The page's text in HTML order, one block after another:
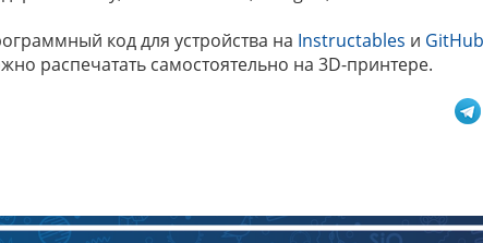
код для устройства на Instructables и GitHub
распечатать самостоятельно на 3D-принтере.